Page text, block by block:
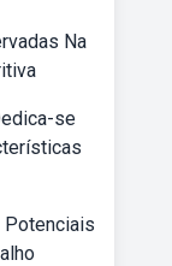
Na
se
Potenciais